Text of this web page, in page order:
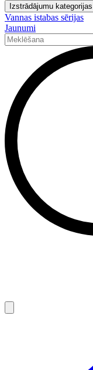
Izstrādājumu kategorijas
Vannas istabas sērijas
Jaunumi